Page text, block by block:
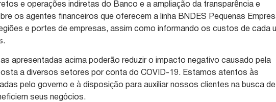
e operações indiretas do Banco e a ampliação da transparência e
os agentes financeiros que oferecem a linha BNDES Pequenas
e portes de empresas, assim como informando os custos de cada
apresentadas acima poderão reduzir o impacto negativo causado pela
a diversos setores por conta do COVID-19. Estamos atentos às
pelo governo e à disposição para auxiliar nossos clientes na busca de
seus negócios.